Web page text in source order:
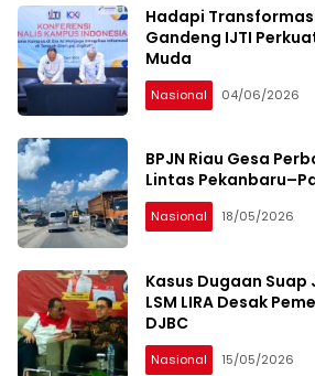
Hadapi
Gandeng IJTI
Muda
Nasional 04/06/2026
BPJN Riau Gesa
Lintas
Nasional 18/05/2026
Kasus Dugaan Suap
LSM LIRA Desak
DJBC
Nasional 15/05/2026